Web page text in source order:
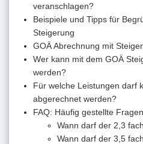
veranschlagen?
Beispiele und Tipps für
Steigerung
GOÄ Abrechnung mit
Wer kann mit dem GOÄ
werden?
Für welche Leistungen darf
abgerechnet werden?
FAQ: Häufig gestellte Fragen
Wann darf der 2,3
Wann darf der 3,5